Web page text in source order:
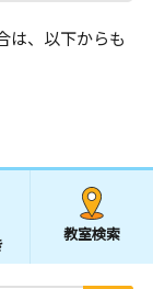
は、以下からも
教室検索